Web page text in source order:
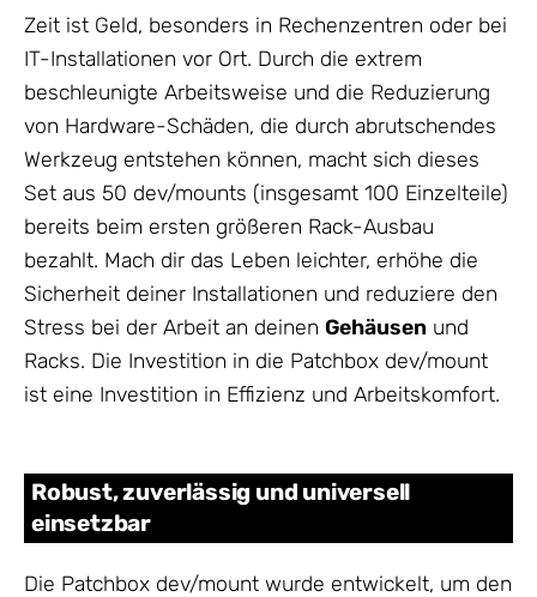
Zeit ist Geld, besonders in Rechenzentren oder bei
IT-Installationen vor Ort. Durch die extrem
beschleunigte Arbeitsweise und die Reduzierung
von Hardware-Schäden, die durch abrutschendes
Werkzeug entstehen können, macht sich dieses
Set aus 50 dev/mounts (insgesamt 100 Einzelteile)
bereits beim ersten größeren Rack-Ausbau
bezahlt. Mach dir das Leben leichter, erhöhe die
Sicherheit deiner Installationen und reduziere den
Stress bei der Arbeit an deinen Gehäusen und
Racks. Die Investition in die Patchbox dev/mount
ist eine Investition in Effizienz und Arbeitskomfort.
Robust, zuverlässig und universell
einsetzbar
Die Patchbox dev/mount wurde entwickelt, um den